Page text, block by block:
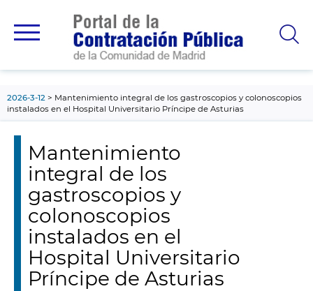
principal
2026-3-12
Mantenimiento integral de los gastroscopios y colonoscopios
instalados en el Hospital Universitario Príncipe de Asturias
Mantenimiento
integral de los
gastroscopios y
colonoscopios
instalados en el
Hospital Universitario
Príncipe de Asturias